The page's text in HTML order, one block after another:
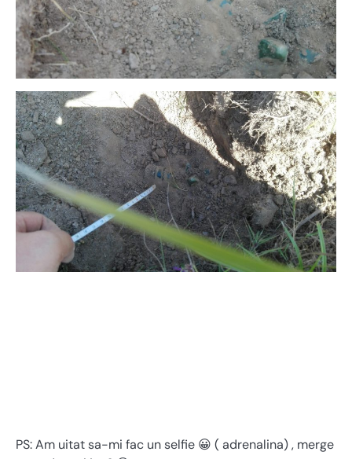
PS: Am uitat sa-mi fac un selfie 😀 ( adrenalina) , merge